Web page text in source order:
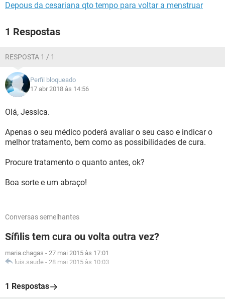
Depous da cesariana qto tempo para voltar a menstruar
1 Respostas
RESPOSTA 1 / 1
Perfil bloqueado
17 abr 2018 às 14:56
Olá, Jessica.
Apenas o seu médico poderá avaliar o seu caso e indicar o
melhor tratamento, bem como as possibilidades de cura.
Procure tratamento o quanto antes, ok?
Boa sorte e um abraço!
Conversas semelhantes
Sífilis tem cura ou volta outra vez?
maria.chagas - 27 mai 2015 às 17:01
luis.saude - 28 mai 2015 às 10:03
1 Respostas